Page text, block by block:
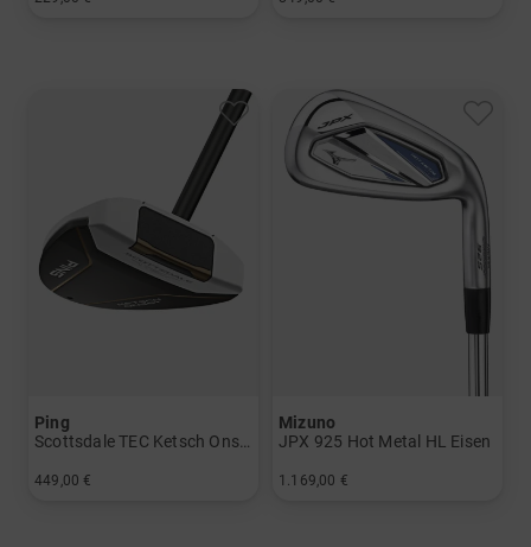
Ping
449,00 €
Mizuno
JPX 925 Hot Metal HL Eisen
1.169,00 €